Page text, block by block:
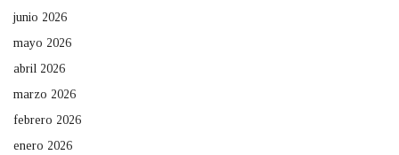
junio 2026
mayo 2026
abril 2026
marzo 2026
febrero 2026
enero 2026